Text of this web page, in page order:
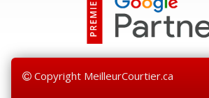
Copyright MeilleurCourtier.ca